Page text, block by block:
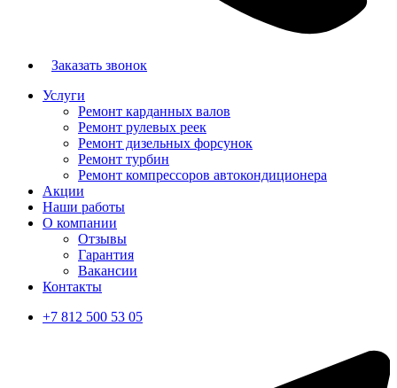
Заказать звонок
Услуги
Ремонт карданных валов
Ремонт рулевых реек
Ремонт дизельных форсунок
Ремонт турбин
Ремонт компрессоров автокондиционера
Акции
Наши работы
О компании
Отзывы
Гарантия
Вакансии
Контакты
+7 812 500 53 05